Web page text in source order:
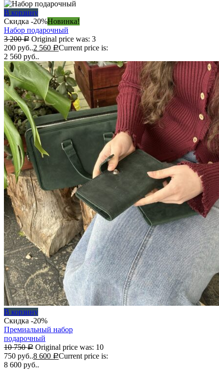
В корзину
Скидка -20%Новинка!
Набор подарочный
3 200Р Original price was: 3
200 руб..2 560 РCurrent price is:
2 560 руб..
В корзину
Скидка -20%
Премиальный набор
подарочный
10 750Р Original price was: 10
750 руб..8 600 РCurrent price is:
8 600 руб..